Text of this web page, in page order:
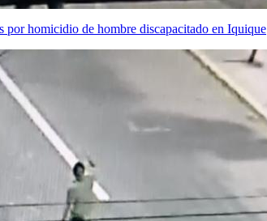
homicidio de hombre discapacitado en Iquique